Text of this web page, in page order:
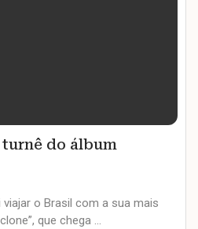
do álbum
o Brasil com a sua mais
que chega …